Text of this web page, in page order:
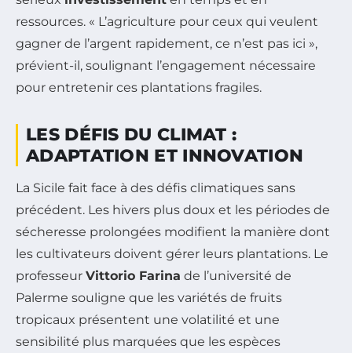
ressources. « L’agriculture pour ceux qui veulent
gagner de l’argent rapidement, ce n’est pas ici »,
prévient-il, soulignant l’engagement nécessaire
pour entretenir ces plantations fragiles.
LES DÉFIS DU CLIMAT :
ADAPTATION ET INNOVATION
La Sicile fait face à des défis climatiques sans
précédent. Les hivers plus doux et les périodes de
sécheresse prolongées modifient la manière dont
les cultivateurs doivent gérer leurs plantations. Le
professeur Vittorio Farina de l’université de
Palerme souligne que les variétés de fruits
tropicaux présentent une volatilité et une
sensibilité plus marquées que les espèces